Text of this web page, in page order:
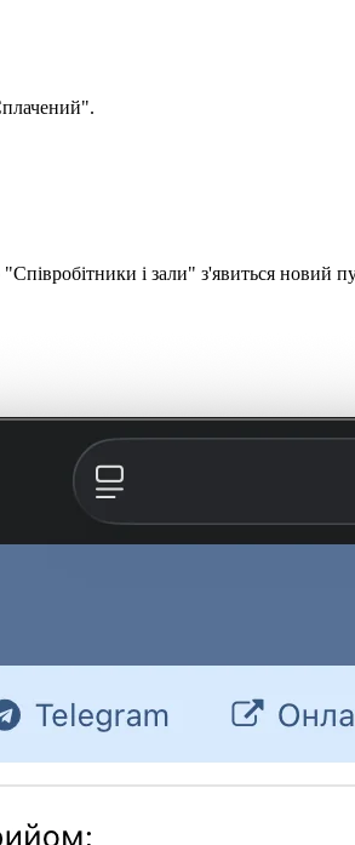
і зали" з'явиться новий